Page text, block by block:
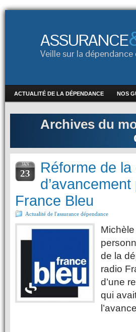
ASSURANCE
Veille sur la
ACTUALITÉ DE LA DÉPENDANCE NOS
Archives du
JAN
23
Réforme de
France Bleu
Actualité de l'assurance dépendance
de la
radio
d’une
qui